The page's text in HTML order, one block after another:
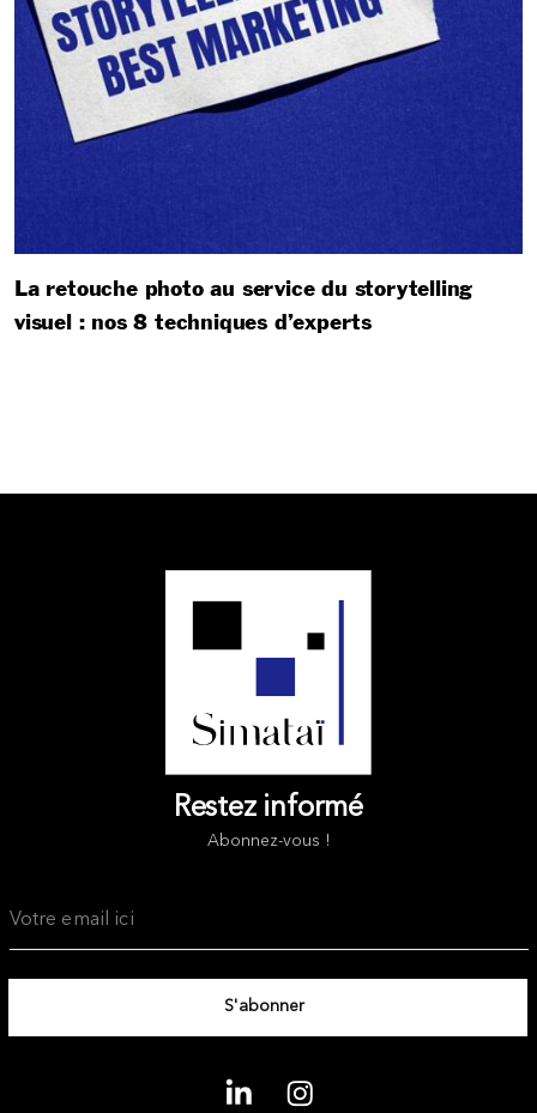
La retouche photo au service du storytelling
visuel : nos 8 techniques d’experts
Restez informé
Abonnez-vous !